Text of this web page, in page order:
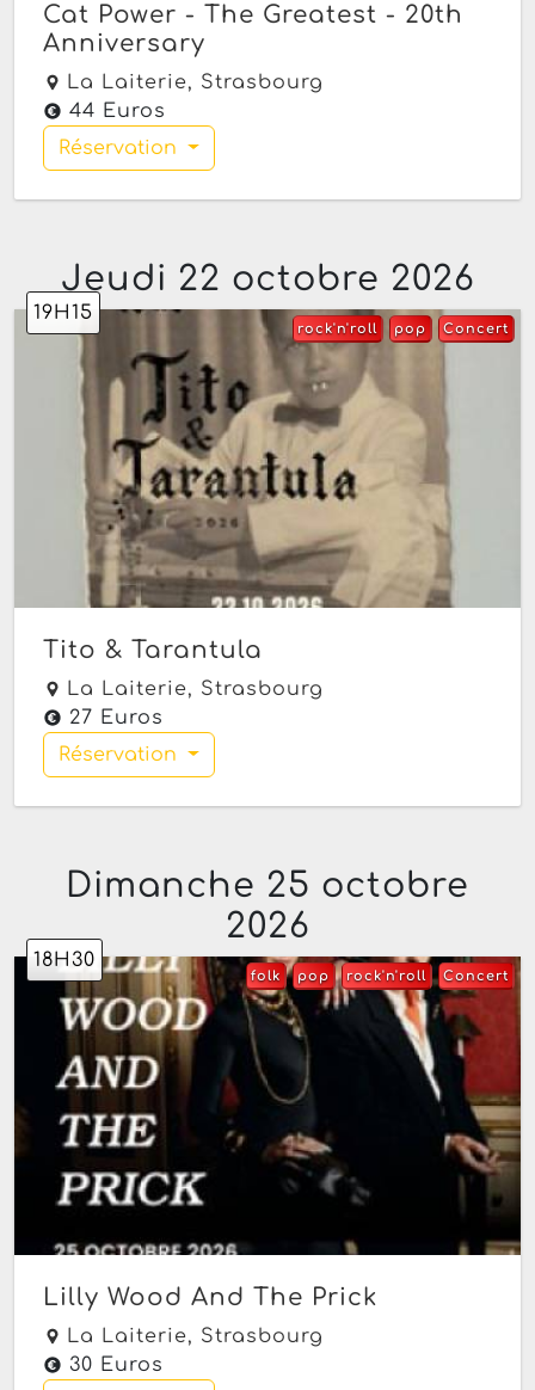
Cat Power - The Greatest - 20th
Anniversary
La Laiterie, Strasbourg
44 Euros
Réservation
Jeudi 22 octobre 2026
19H15
Concert
pop
rock'n'roll
Tito & Tarantula
La Laiterie, Strasbourg
27 Euros
Réservation
Dimanche 25 octobre
2026
18H30
Concert
rock'n'roll
pop
folk
Lilly Wood And The Prick
La Laiterie, Strasbourg
30 Euros